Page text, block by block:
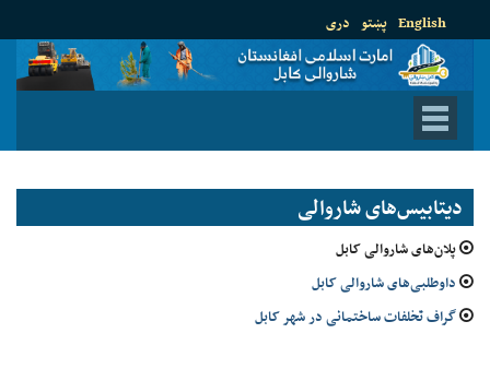
دری پښتو English
دیتابیس‌های شاروالی
پلان‌های شاروالی کابل
داوطلبی‌های شاروالی کابل
گراف تخلفات ساختمانی در شهر کابل